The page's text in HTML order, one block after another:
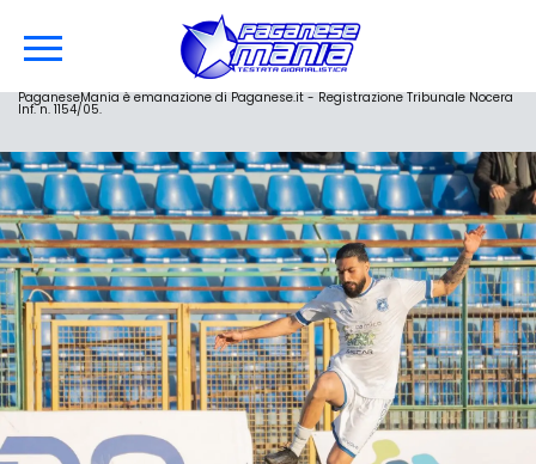
PaganeseMania è emanazione di Paganese.it - Registrazione Tribunale Nocera
Inf. n. 1154/05.